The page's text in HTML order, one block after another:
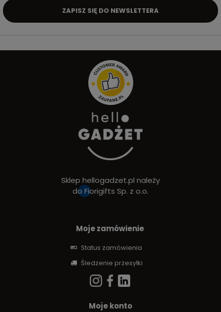
ZAPISZ SIĘ DO NEWSLETTERA
Sklep hellogadzet.pl należy
do Fiorigifts Sp. z o.o.
Moje zamówienie
Status zamówienia
Śledzenie przesyłki
Moje konto